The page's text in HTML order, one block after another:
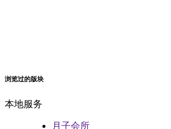
浏览过的版块
本地服务
月子会所